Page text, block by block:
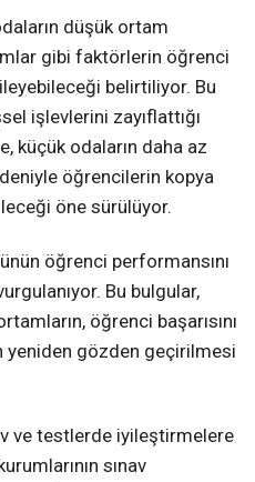
düşük ortam
gibi faktörlerin öğrenci
belirtiliyor. Bu
işlevlerini zayıflattığı
küçük odaların daha az
öğrencilerin kopya
öne sürülüyor.
öğrenci performansını
Bu bulgular,
öğrenci başarısını
yeniden gözden geçirilmesi
ve testlerde iyileştirmelere
sınav